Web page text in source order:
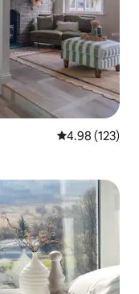
Calificación
4.98 (123)